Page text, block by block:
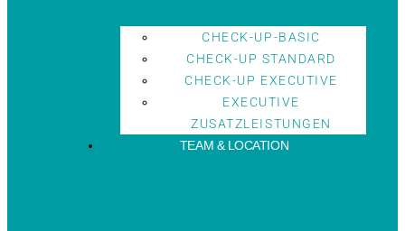
CHECK-UP-BASIC
CHECK-UP STANDARD
CHECK-UP EXECUTIVE
EXECUTIVE
ZUSATZLEISTUNGEN
TEAM & LOCATION